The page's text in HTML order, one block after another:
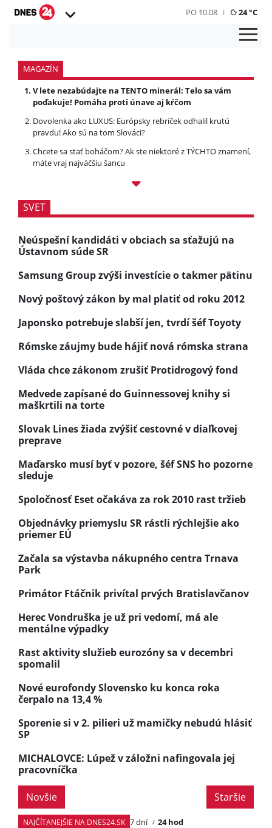
PO 10.08 24 °C
MAGAZÍN
V lete nezabúdajte na TENTO minerál: Telo sa vám
poďakuje! Pomáha proti únave aj kŕčom
Dovolenka ako LUXUS: Európsky rebríček odhalil krutú
pravdu! Ako sú na tom Slováci?
Chcete sa stať boháčom? Ak ste niektoré z TÝCHTO znamení,
máte vraj najväčšiu šancu
SVET
Neúspešní kandidáti v obciach sa sťažujú na
Ústavnom súde SR
Samsung Group zvýši investície o takmer pätinu
Nový poštový zákon by mal platiť od roku 2012
Japonsko potrebuje slabší jen, tvrdí šéf Toyoty
Rómske záujmy bude hájiť nová rómska strana
Vláda chce zákonom zrušiť Protidrogový fond
Medvede zapísané do Guinnessovej knihy si
maškrtili na torte
Slovak Lines žiada zvýšiť cestovné v diaľkovej
preprave
Maďarsko musí byť v pozore, šéf SNS ho pozorne
sleduje
Spoločnosť Eset očakáva za rok 2010 rast tržieb
Objednávky priemyslu SR rástli rýchlejšie ako
priemer EÚ
Začala sa výstavba nákupného centra Trnava
Park
Primátor Ftáčnik privítal prvých Bratislavčanov
Herec Vondruška je už pri vedomí, má ale
mentálne výpadky
Rast aktivity služieb eurozóny sa v decembri
spomalil
Nové eurofondy Slovensko ku konca roka
čerpalo na 13,4 %
Sporenie si v 2. pilieri už mamičky nebudú hlásiť
SP
MICHALOVCE: Lúpež v záložni nafingovala jej
pracovníčka
Novšie Staršie
NAJČÍTANEJŠIE NA DNES24.SK 7 dní
24 hod